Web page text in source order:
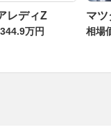
レディZ
万円
マツ
相場